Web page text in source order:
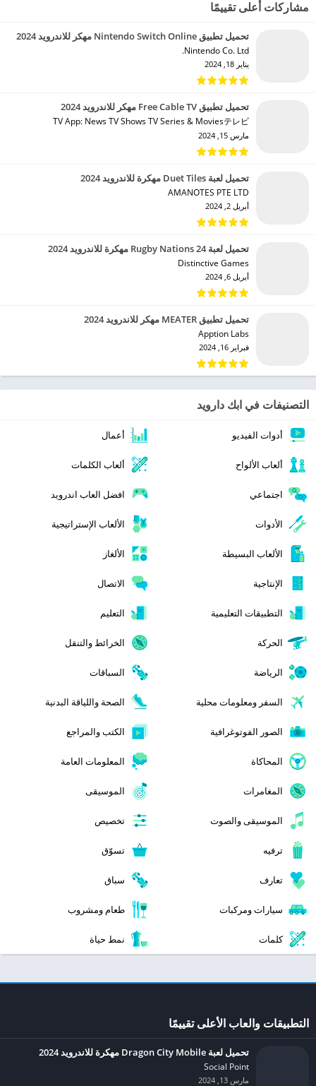
مشاركات أعلى تقييمًا
تحميل تطبيق Nintendo Switch Online مهكر للاندرويد 2024
Nintendo Co. Ltd.‏
يناير 18, 2024
تحميل تطبيق Free Cable TV مهكر للاندرويد 2024
TV App: News TV Shows TV Series & Moviesテレビ‏
مارس 15, 2024
تحميل لعبة Duet Tiles مهكرة للاندرويد 2024
AMANOTES PTE LTD‏
أبريل 2, 2024
تحميل لعبة Rugby Nations 24 مهكرة للاندرويد 2024
Distinctive Games‏
أبريل 6, 2024
تحميل تطبيق MEATER مهكر للاندرويد 2024
Apption Labs‏
فبراير 16, 2024
التصنيفات في ابك دارويد
أدوات الفيديو أعمال
ألعاب الألواح ألعاب الكلمات
اجتماعي افضل العاب اندرويد
الأدوات الألعاب الإستراتيجية
الألعاب البسيطة الألغاز
الإنتاجية الاتصال
التطبيقات التعليمية التعليم
الحركة الخرائط والتنقل
الرياضة السباقات
السفر ومعلومات محلية الصحة واللياقة البدنية
الصور الفوتوغرافية الكتب والمراجع
المحاكاة المعلومات العامة
المغامرات الموسيقى
الموسيقى والصوت تخصيص
ترفيه تسوّق
تعارف سباق
سيارات ومركبات طعام ومشروب
كلمات نمط حياة
التطبيقات والعاب الأعلى تقييمًا
تحميل لعبة Dragon City Mobile مهكرة للاندرويد 2024
Social Point‏
مارس 13, 2024